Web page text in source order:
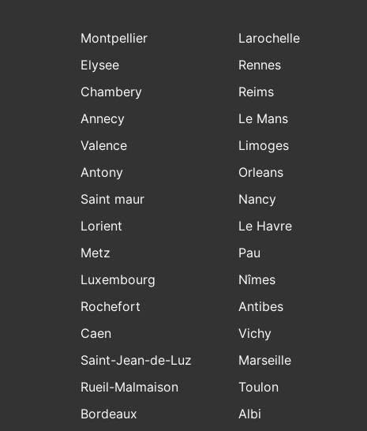
Montpellier
Elysee
Chambery
Annecy
Valence
Antony
Saint maur
Lorient
Metz
Luxembourg
Rochefort
Larochelle
Rennes
Reims
Le Mans
Limoges
Orleans
Nancy
Le Havre
Pau
Nîmes
Antibes
Caen
Saint-Jean-de-Luz
Rueil-Malmaison
Bordeaux
Vichy
Marseille
Toulon
Albi